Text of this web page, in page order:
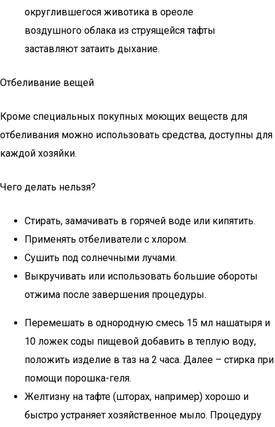
округлившегося животика в ореоле
воздушного облака из струящейся тафты
заставляют затаить дыхание.
Отбеливание вещей
Кроме специальных покупных моющих веществ для
отбеливания можно использовать средства, доступны для
каждой хозяйки.
Чего делать нельзя?
Стирать, замачивать в горячей воде или кипятить.
Применять отбеливатели с хлором.
Сушить под солнечными лучами.
Выкручивать или использовать большие обороты
отжима после завершения процедуры.
Перемешать в однородную смесь 15 мл нашатыря и
10 ложек соды пищевой добавить в теплую воду,
положить изделие в таз на 2 часа. Далее – стирка при
помощи порошка-геля.
Желтизну на тафте (шторах, например) хорошо и
быстро устраняет хозяйственное мыло. Процедуру